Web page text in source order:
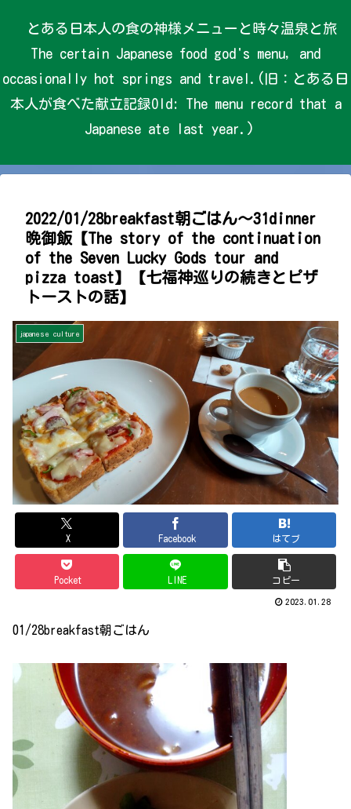
とある日本人の食の神様メニューと時々温泉と旅
The certain Japanese food god's menu, and
occasionally hot springs and travel.(旧：とある日
本人が食べた献立記録Old: The menu record that a
Japanese ate last year.)
2022/01/28breakfast朝ごはん～31dinner
晩御飯【The story of the continuation
of the Seven Lucky Gods tour and
pizza toast】【七福神巡りの続きとピザ
トーストの話】
japanese culture
X Facebook はてブ
Pocket LINE コピー
2023.01.28
01/28breakfast朝ごはん